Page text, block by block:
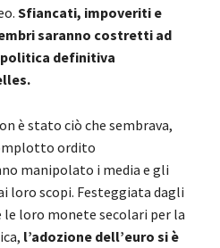
Sfiancati, impoveriti e
saranno costretti ad
definitiva
è stato ciò che sembrava,
ordito
manipolato i media e gli
loro scopi. Festeggiata dagli
loro monete secolari per la
l’adozione dell’euro si è